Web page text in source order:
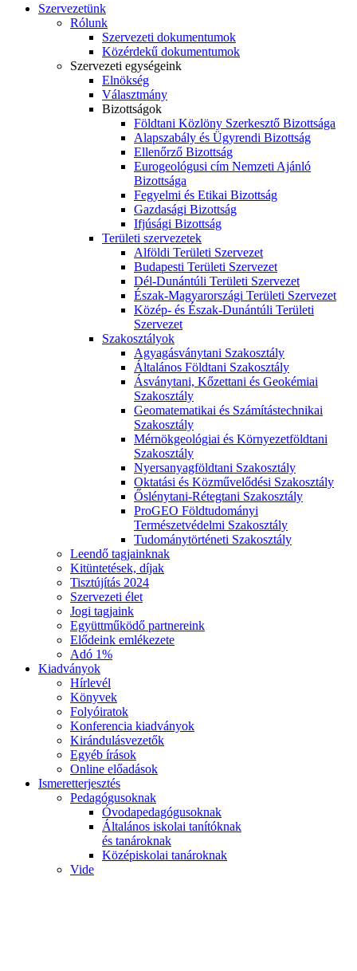
Szervezetünk
Rólunk
Szervezeti dokumentumok
Közérdekű dokumentumok
Szervezeti egységeink
Elnökség
Választmány
Bizottságok
Földtani Közlöny Szerkesztő Bizottsága
Alapszabály és Ügyrendi Bizottság
Ellenőrző Bizottság
Eurogeológusi cím Nemzeti Ajánló
Bizottsága
Fegyelmi és Etikai Bizottság
Gazdasági Bizottság
Ifjúsági Bizottság
Területi szervezetek
Alföldi Területi Szervezet
Budapesti Területi Szervezet
Dél-Dunántúli Területi Szervezet
Észak-Magyarországi Területi Szervezet
Közép- és Észak-Dunántúli Területi
Szervezet
Szakosztályok
Agyagásványtani Szakosztály
Általános Földtani Szakosztály
Ásványtani, Kőzettani és Geokémiai
Szakosztály
Geomatematikai és Számítástechnikai
Szakosztály
Mérnökgeológiai és Környezetföldtani
Szakosztály
Nyersanyagföldtani Szakosztály
Oktatási és Közművelődési Szakosztály
Őslénytani-Rétegtani Szakosztály
ProGEO Földtudományi
Természetvédelmi Szakosztály
Tudománytörténeti Szakosztály
Leendő tagjainknak
Kitüntetések, díjak
Tisztújítás 2024
Szervezeti élet
Jogi tagjaink
Együttműködő partnereink
Elődeink emlékezete
Adó 1%
Kiadványok
Hírlevél
Könyvek
Folyóiratok
Konferencia kiadványok
Kirándulásvezetők
Egyéb írások
Online előadások
Ismeretterjesztés
Pedagógusoknak
Óvodapedagógusoknak
Általános iskolai tanítóknak
és tanároknak
Középiskolai tanároknak
Vide